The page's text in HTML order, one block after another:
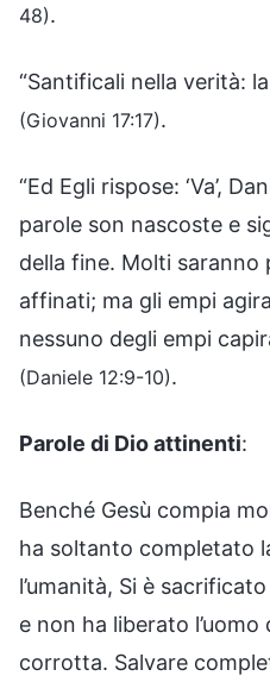
48).
“Santificali nella verità:
(Giovanni 17:17).
“Ed Egli rispose: ‘Va’,
parole son nascoste e
della fine. Molti saranno
affinati; ma gli empi
nessuno degli empi
(Daniele 12:9-10).
Parole di Dio attinenti:
Benché Gesù compia
ha soltanto completato
l’umanità, Si è
e non ha liberato
corrotta. Salvare